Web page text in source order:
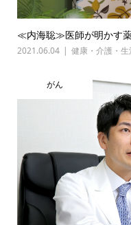
≪内海聡≫医師が明かす
2021.06.04 健康・介護・生
がん